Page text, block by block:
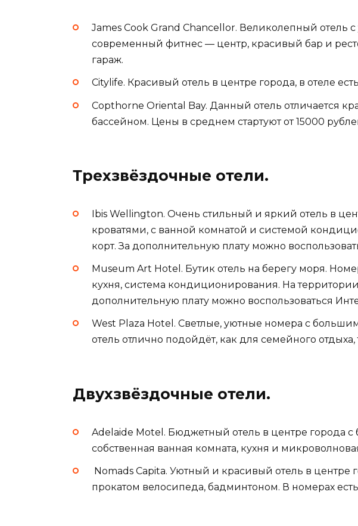
James Cook Grand Chancellor. Великолепный
современный фитнес — центр, красивый бар и
гараж.
Citylife. Красивый отель в центре города, в отеле
Copthorne Oriental Bay. Данный отель отличается
бассейном. Цены в среднем стартуют от 15000
Трехзвёздочные отели.
Ibis Wellington. Очень стильный и яркий отель в
кроватями, с ванной комнатой и системой
корт. За дополнительную плату можно
Museum Art Hotel. Бутик отель на берегу моря.
кухня, система кондиционирования. На
дополнительную плату можно воспользоваться
West Plaza Hotel. Светлые, уютные номера с
отель отлично подойдёт, как для семейного
Двухзвёздочные отели.
Adelaide Motel. Бюджетный отель в центре города
собственная ванная комната, кухня и
Nomads Capita. Уютный и красивый отель в центре
прокатом велосипеда, бадминтоном. В номерах